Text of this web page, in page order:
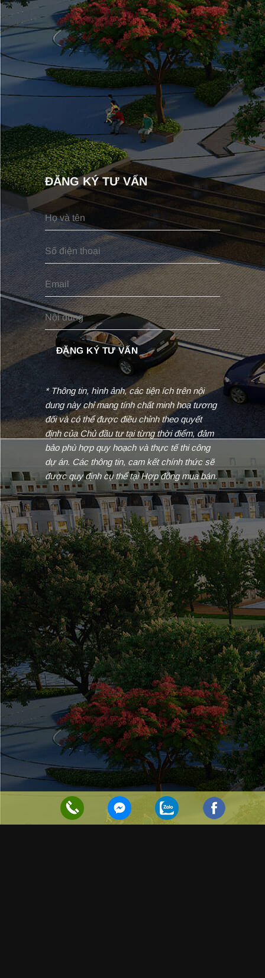
ĐĂNG KÝ TƯ VẤN
* Thông tin, hình ảnh, các tiện ích trên nội
dung này chỉ mang tính chất minh hoạ tương
đối và có thể được điều chỉnh theo quyết
định của Chủ đầu tư tại từng thời điểm, đảm
bảo phù hợp quy hoạch và thực tế thi công
dự án. Các thông tin, cam kết chính thức sẽ
được quy định cụ thể tại Hợp đồng mua bán.